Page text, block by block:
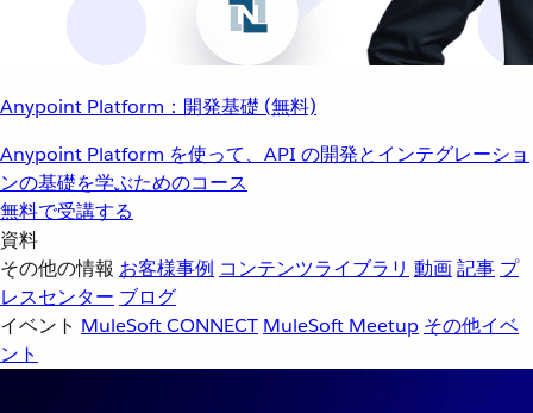
Anypoint Platform：開発基礎 (無料)
Anypoint Platform を使って、API の開発とインテグレーショ
ンの基礎を学ぶためのコース
無料で受講する
資料
その他の情報 お客様事例 コンテンツライブラリ 動画記事 プ
レスセンター ブログ
イベント MuleSoft CONNECT MuleSoft Meetup その他イベ
ント